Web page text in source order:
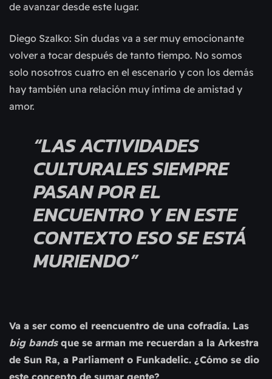
de avanzar desde este lugar.
Diego Szalko: Sin dudas va a ser muy emocionante
volver a tocar después de tanto tiempo. No somos
solo nosotros cuatro en el escenario y con los demás
hay también una relación muy íntima de amistad y
amor.
“LAS ACTIVIDADES
CULTURALES SIEMPRE
PASAN POR EL
ENCUENTRO Y EN ESTE
CONTEXTO ESO SE ESTÁ
MURIENDO”
Va a ser como el reencuentro de una cofradía. Las
big bandsque se arman me recuerdan a la Arkestra
de Sun Ra, a Parliament o Funkadelic. ¿Cómo se dio
este concepto de sumar gente?